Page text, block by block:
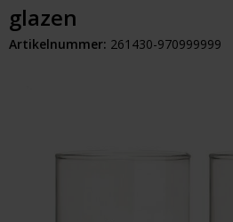
Tassen & Reizen
Kerst
Alle merken
glazen
Artikelnummer: 261430-970999999